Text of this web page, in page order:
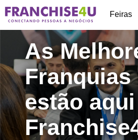
+
Feiras
As
Franquias
estão